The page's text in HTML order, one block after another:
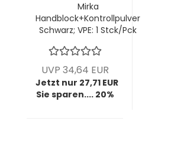
Mirka
Handblock+Kontrollpulver
Schwarz; VPE: 1 Stck/Pck
UVP 34,64 EUR
Jetzt nur 27,71 EUR
Sie sparen.... 20%